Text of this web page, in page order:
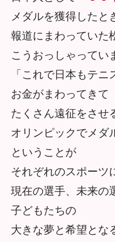
メダルを獲得したと
報道にまわっていた
こうおっしゃってい
「これで日本もテニ
お金がまわってきて
たくさん遠征をさせ
オリンピックでメダ
ということが
それぞれのスポーツ
現在の選手、未来の
子どもたちの
大きな夢と希望とな